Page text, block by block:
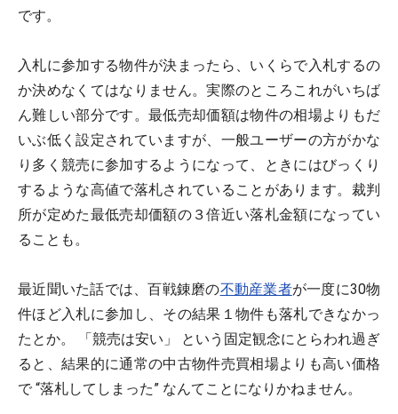
です。
入札に参加する物件が決まったら、いくらで入札するの
か決めなくてはなりません。実際のところこれがいちば
ん難しい部分です。最低売却価額は物件の相場よりもだ
いぶ低く設定されていますが、一般ユーザーの方がかな
り多く競売に参加するようになって、ときにはびっくり
するような高値で落札されていることがあります。裁判
所が定めた最低売却価額の３倍近い落札金額になってい
ることも。
最近聞いた話では、百戦錬磨の不動産業者が一度に30物
件ほど入札に参加し、その結果１物件も落札できなかっ
たとか。 「競売は安い」 という固定観念にとらわれ過ぎ
ると、結果的に通常の中古物件売買相場よりも高い価格
で “落札してしまった” なんてことになりかねません。